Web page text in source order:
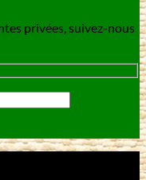
privées, suivez-nous